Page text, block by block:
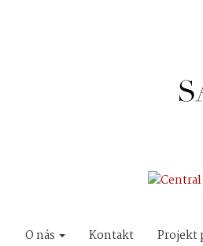
O nás Kontakt Projekt